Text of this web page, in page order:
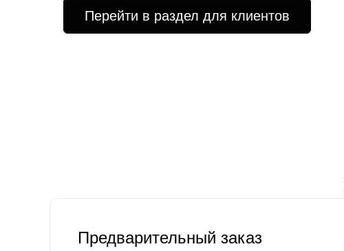
Перейти в раздел для клиентов
Предварительный заказ